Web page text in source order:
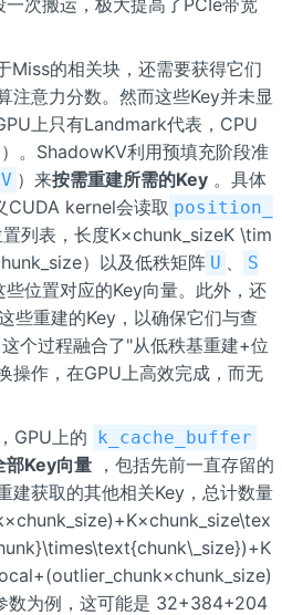
Miss的相关块，还需要获得它们
注意力分数。然而这些Key并未显
上只有Landmark代表，CPU
。ShadowKV利用预填充阶段准
）来按需重建所需的Key。具体
CUDA kernel会读取 position_
置列表，长度K×chunk_sizeK \tim
）以及低秩矩阵 U
S
些位置对应的Key向量。此外，还
些重建的Key，以确保它们与查
个过程融合了"从低秩基重建+位
操作，在GPU上高效完成，而无
GPU上的 k_cache_buffer
部Key向量，包括先前一直存留的
建获取的其他相关Key，总计数量
数为例，这可能是 32+384+204